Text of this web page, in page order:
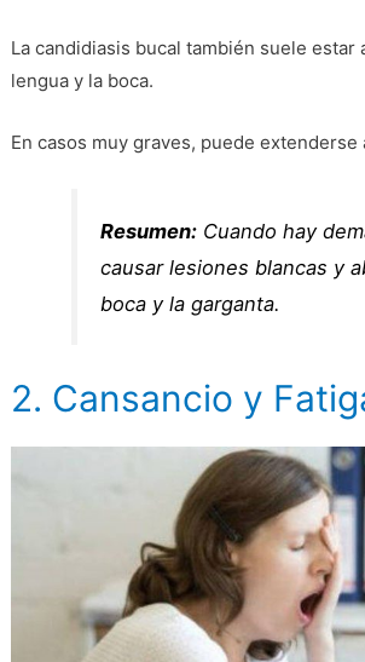
La candidiasis bucal también suele
lengua y la boca.
En casos muy graves, puede
Resumen: Cuando hay
causar lesiones blancas y
boca y la garganta.
2. Cansancio y